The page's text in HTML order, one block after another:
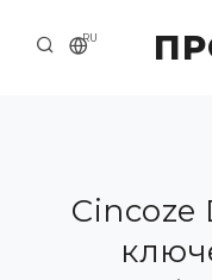
RU
О КОМПАНИИ
ПРИМЕРЫ И
Cincoze